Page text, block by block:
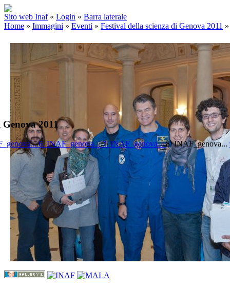
Sito web Inaf « Login « Barra laterale
Home » Immagini » Eventi » Festival della scienza di Genova 2011
Genova 2011
6. INAF_genova...7. INAF_genova...8. INAF_genova...